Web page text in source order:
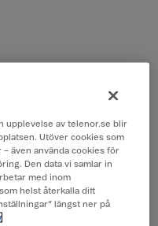
upplevelse av telenor.se blir
Utöver cookies som
– även använda cookies för
Den data vi samlar in
med inom
helst återkalla ditt
längst ner på